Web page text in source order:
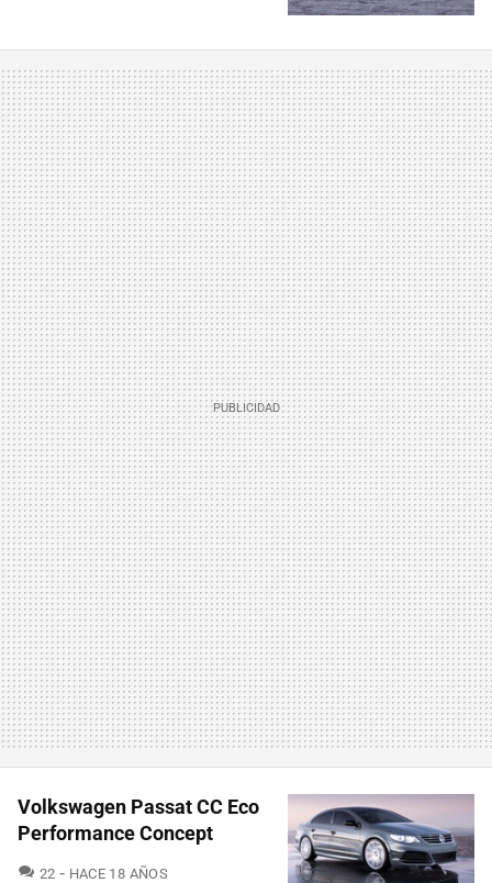
Volkswagen Passat CC Eco
Performance Concept
22 COMENTARIOS
HACE 18 AÑOS